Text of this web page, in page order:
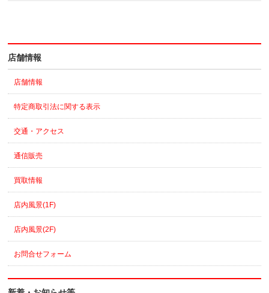
店舗情報
店舗情報
特定商取引法に関する表示
交通・アクセス
通信販売
買取情報
店内風景(1F)
店内風景(2F)
お問合せフォーム